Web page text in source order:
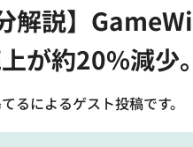
解説】
が約20%減少
るによるゲスト投稿です。